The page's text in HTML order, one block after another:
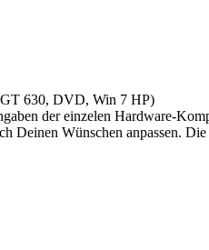
630, DVD, Win 7 HP)
der einzelen Hardware-
Deinen Wünschen anpassen.